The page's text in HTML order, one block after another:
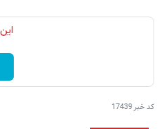
کد خبر17439